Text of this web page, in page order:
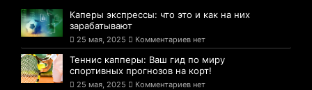
Каперы экспрессы: что это и как на них
зарабатывают
25 мая, 2025 Комментариев нет
Теннис капперы: Ваш гид по миру
спортивных прогнозов на корт!
25 мая, 2025 Комментариев нет